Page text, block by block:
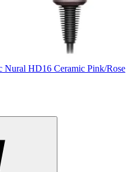
Nural HD16 Ceramic Pink/Rose